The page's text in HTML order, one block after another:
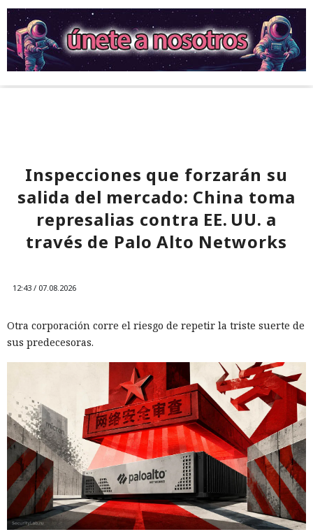
Inspecciones que forzarán su
salida del mercado: China toma
represalias contra EE. UU. a
través de Palo Alto Networks
12:43 / 07.08.2026
Otra corporación corre el riesgo de repetir la triste suerte de
sus predecesoras.